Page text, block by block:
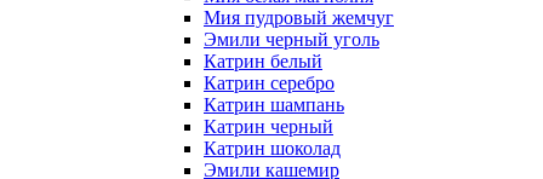
Мия пудровый жемчуг
Эмили черный уголь
Катрин белый
Катрин серебро
Катрин шампань
Катрин черный
Катрин шоколад
Эмили кашемир